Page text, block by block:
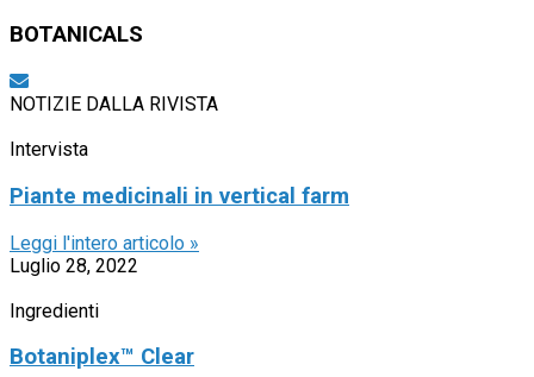
BOTANICALS
NOTIZIE DALLA RIVISTA
Intervista
Piante medicinali in vertical farm
Leggi l'intero articolo »
Luglio 28, 2022
Ingredienti
Botaniplex™ Clear